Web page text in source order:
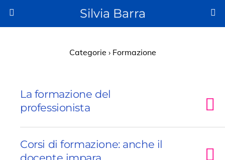
Silvia Barra
Categorie ›Formazione
La formazione del
professionista
Corsi di formazione: anche il